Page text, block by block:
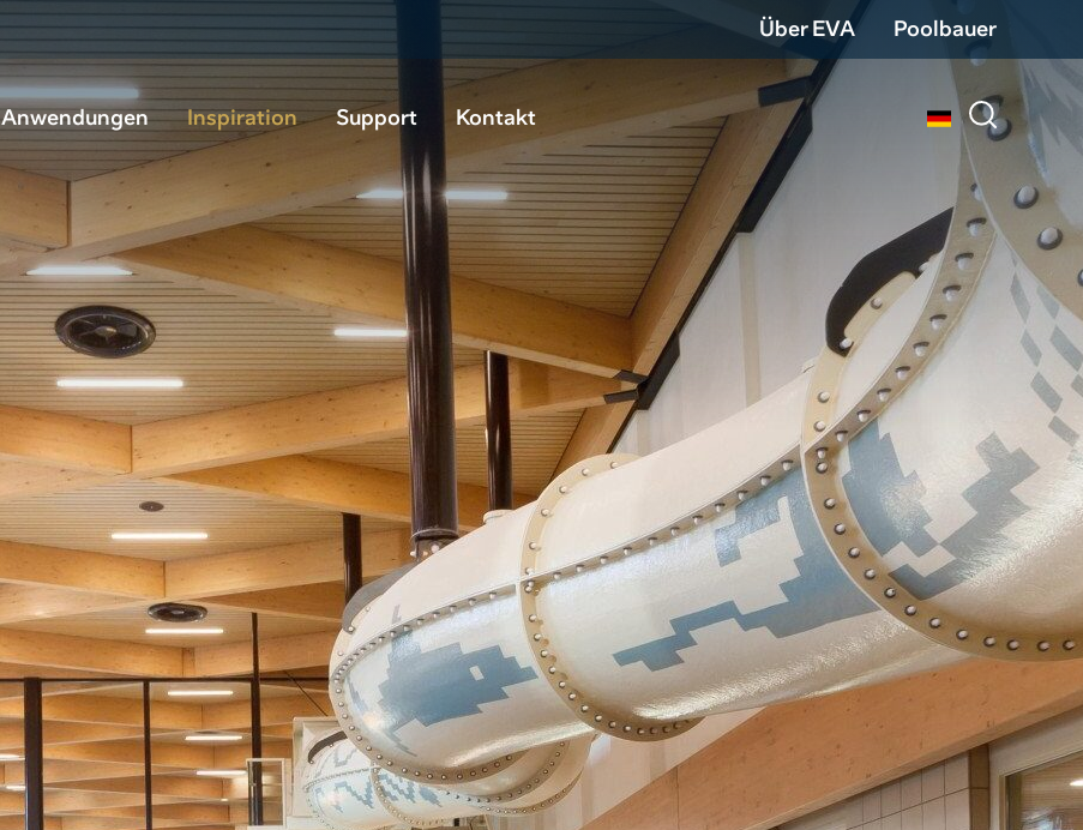
Über EVA Poolbauer
Anwendungen Inspiration Support Kontakt